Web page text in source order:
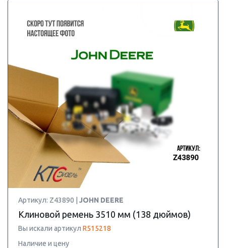
Артикул: Z43890 | JOHN DEERE
Клиновой ремень 3510 мм (138 дюймов)
Вы искали артикул R515218
Наличие и цену